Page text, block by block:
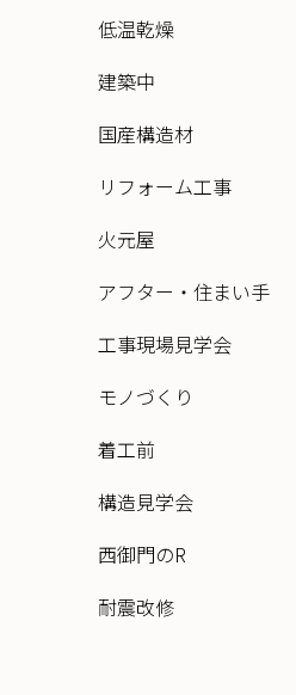
低温乾燥
建築中
国産構造材
リフォーム工事
火元屋
アフター・住まい手
工事現場見学会
モノづくり
着工前
構造見学会
西御門のR
耐震改修